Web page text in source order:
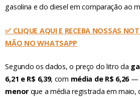
gasolina e do diesel em comparação ao
✅ CLIQUE AQUI E RECEBA NOSSAS
MÃO NO WHATSAPP
Segundo os dados, o preço do litro da
6,21 e R$ 6,39, com média de R$ 6,26—
menorque a média registrada em maio,